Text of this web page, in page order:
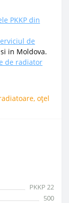
PKKP din
de
in Moldova.
de radiator
, oțel
PKKP 22
500